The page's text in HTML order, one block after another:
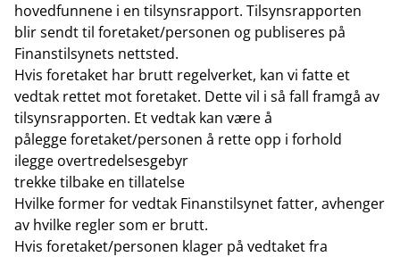
hovedfunnene i en tilsynsrapport. Tilsynsrapporten
blir sendt til foretaket/personen og publiseres på
Finanstilsynets nettsted.
Hvis foretaket har brutt regelverket, kan vi fatte et
vedtak rettet mot foretaket. Dette vil i så fall framgå av
tilsynsrapporten. Et vedtak kan være å
pålegge foretaket/personen å rette opp i forhold
ilegge overtredelsesgebyr
trekke tilbake en tillatelse
Hvilke former for vedtak Finanstilsynet fatter, avhenger
av hvilke regler som er brutt.
Hvis foretaket/personen klager på vedtaket fra